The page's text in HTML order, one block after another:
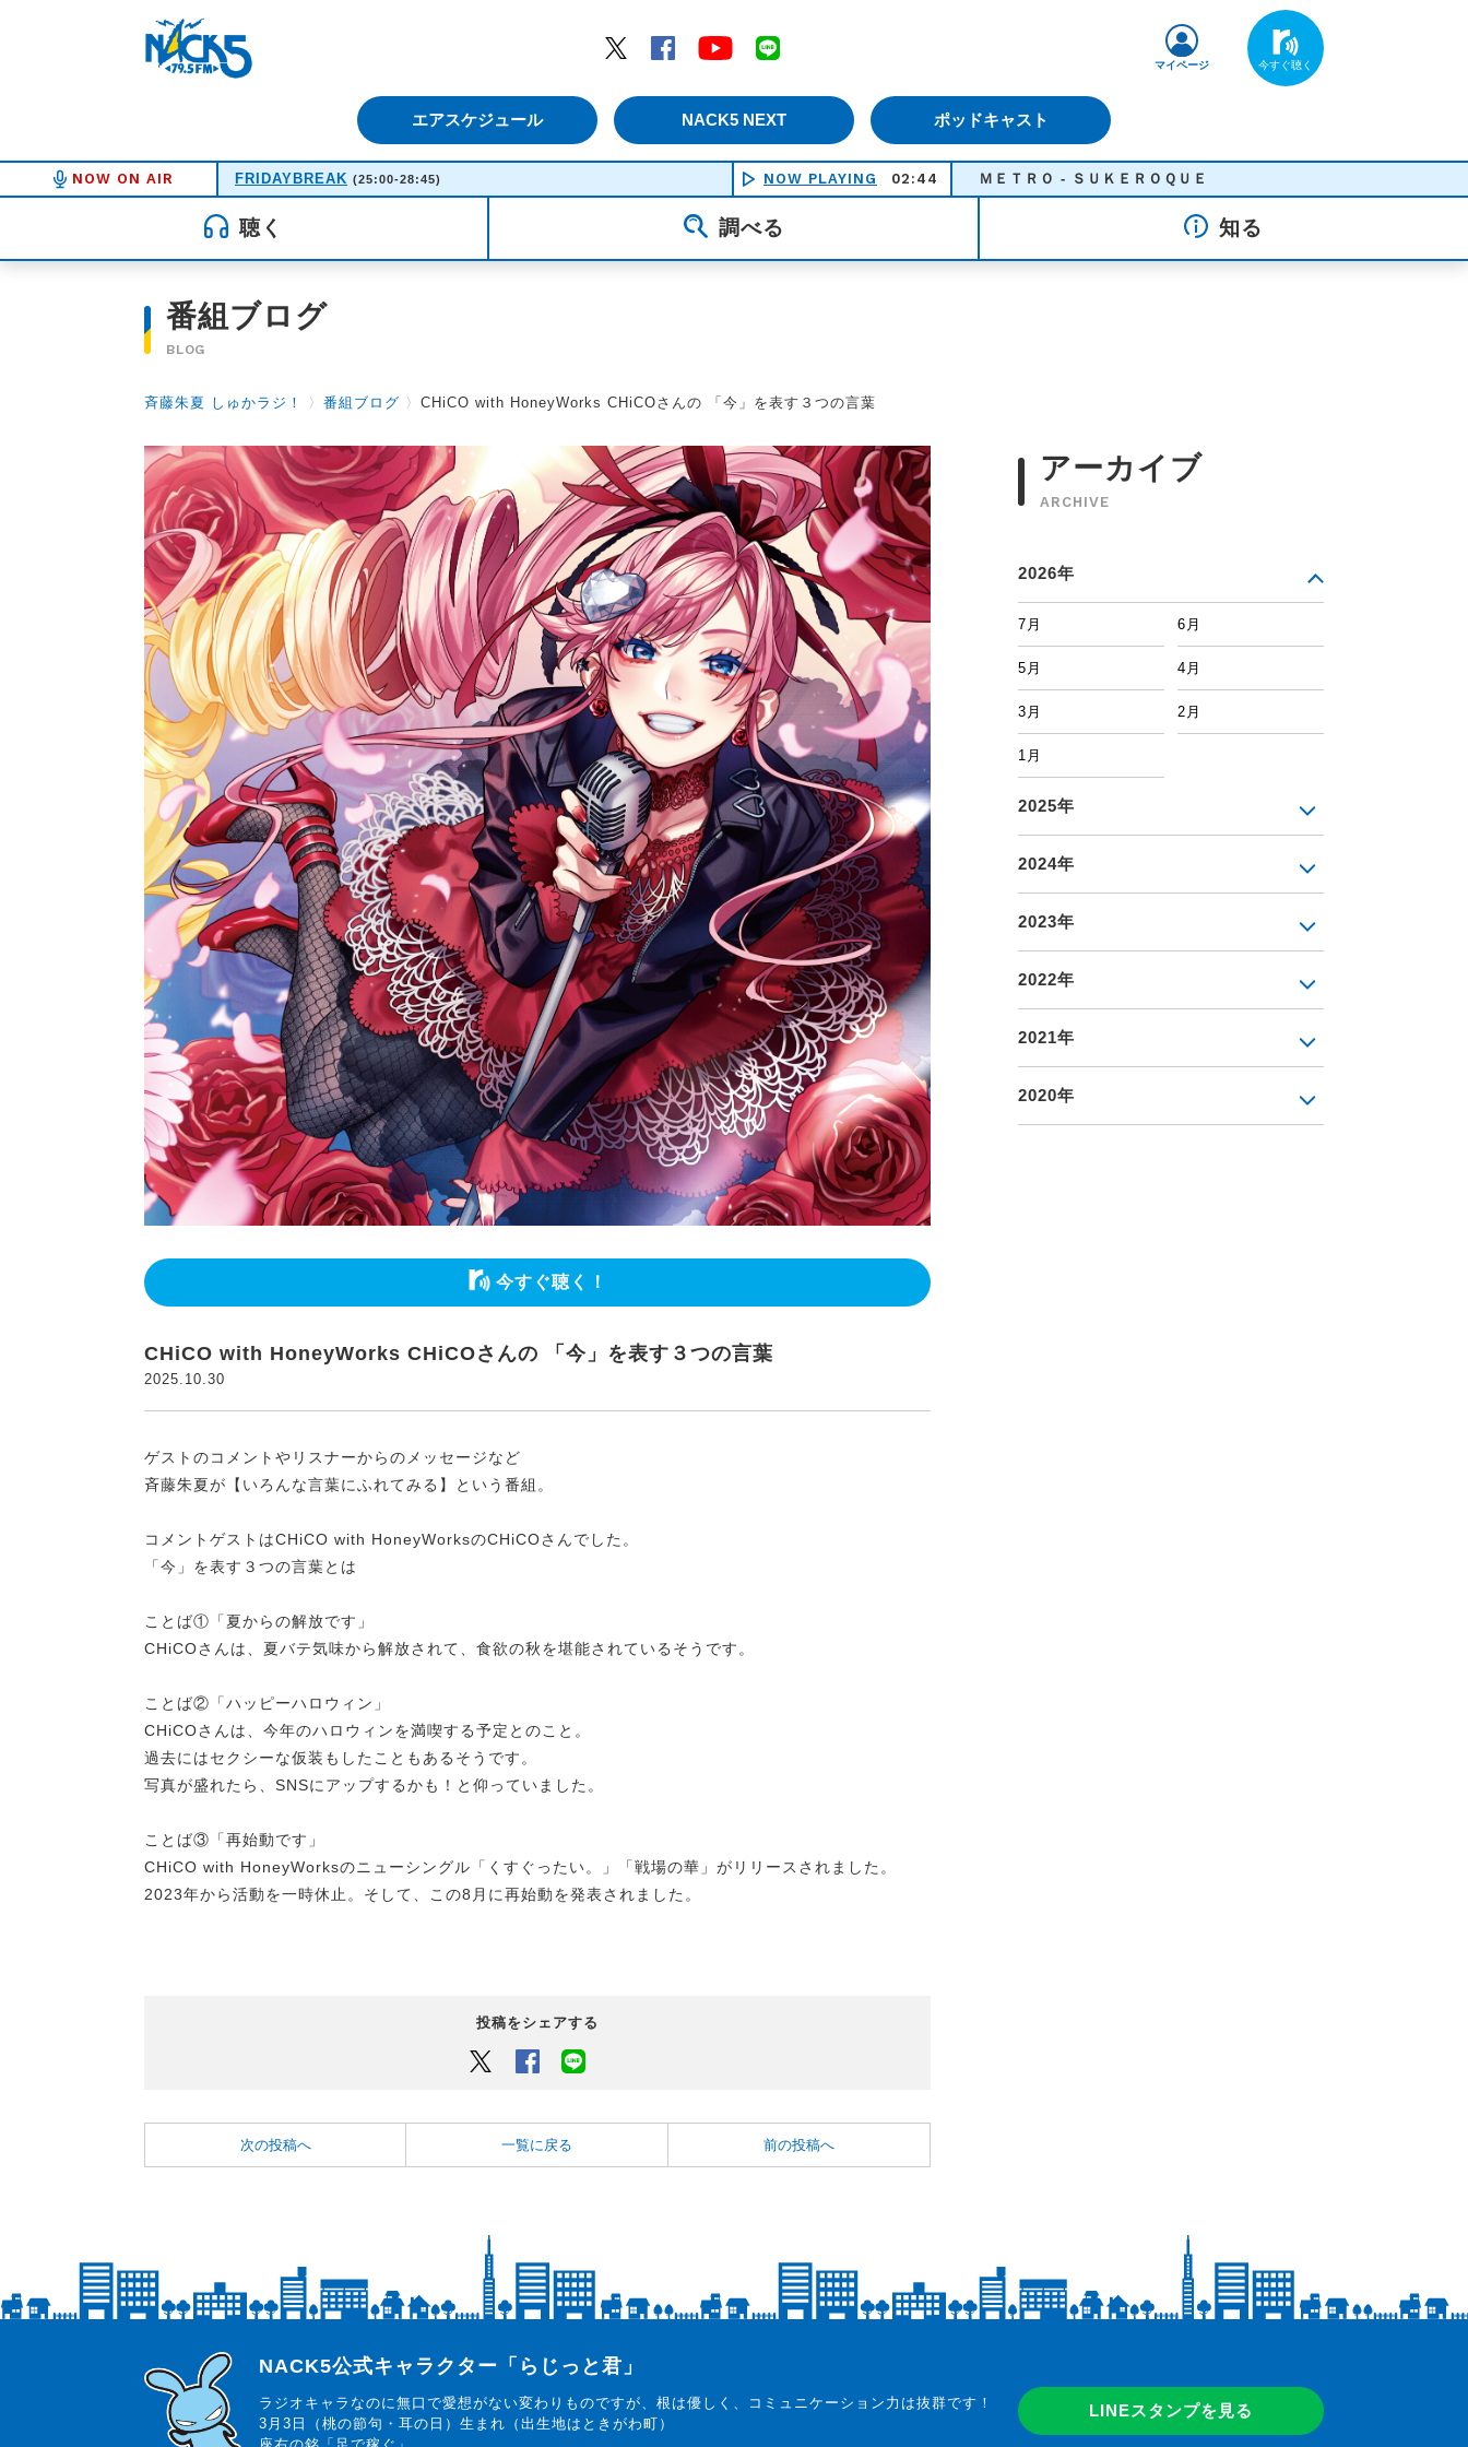
Twitter
Facebook YouTube
エアスケジュール NACK5 NEXT ポッドキャスト
マイページ
NOW ON AIR FRIDAYBREAK (25:00-28:45) NOW PLAYING 02:44
ＭＥＴＲＯ - ＳＵＫＥＲＯＱＵＥ
聴く 調べる 知る
番組ブログ
BLOG
斉藤朱夏 しゅかラジ！ 〉 番組ブログ 〉 CHiCO with HoneyWorks CHiCOさんの 「今」を表す３つの言葉
今すぐ聴く！
CHiCO with HoneyWorks CHiCOさんの 「今」を表す３つの言葉
2025.10.30
ゲストのコメントやリスナーからのメッセージなど
斉藤朱夏が【いろんな言葉にふれてみる】という番組。
コメントゲストはCHiCO with HoneyWorksのCHiCOさんでした。
「今」を表す３つの言葉とは
ことば①「夏からの解放です」
CHiCOさんは、夏バテ気味から解放されて、食欲の秋を堪能されているそうです。
ことば②「ハッピーハロウィン」
CHiCOさんは、今年のハロウィンを満喫する予定とのこと。
過去にはセクシーな仮装もしたこともあるそうです。
写真が盛れたら、SNSにアップするかも！と仰っていました。
ことば③「再始動です」
CHiCO with HoneyWorksのニューシングル「くすぐったい。」「戦場の華」がリリースされました。
2023年から活動を一時休止。そして、この8月に再始動を発表されました。
投稿をシェアする
Twitter Facebook
次の投稿へ 一覧に戻る 前の投稿へ
アーカイブ
ARCHIVE
2026年
7月 6月
5月 4月
3月 2月
1月
2025年
2024年
2023年
2022年
2021年
2020年
らじっと君
NACK5公式キャラクター「らじっと君」
ラジオキャラなのに無口で愛想がない変わりものですが、根は優しく、コミュニケーション力は抜群です！
3月3日（桃の節句・耳の日）生まれ（出生地はときがわ町）
LINEスタンプを見る